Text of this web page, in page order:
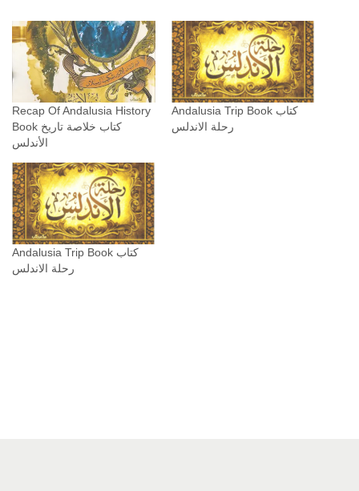
ل
س
q
u
a
n
t
i
t
y
Recap Of Andalusia History
Book كتاب خلاصة تاريخ
الأندلس
Andalusia Trip Book كتاب
رحلة الاندلس
Andalusia Trip Book كتاب
رحلة الاندلس